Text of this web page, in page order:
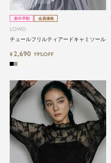
特別な日だけでは
と気軽に自由にド
ドレスは女性にとって永
ム。クローゼットに一着
新作早割 会員価格
LOWO
チュールフリルティアードキャミソール
¥2,690 19%OFF